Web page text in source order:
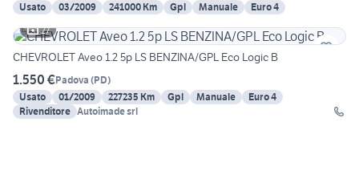
Usato
03/2009 241000 Km Gpl Manuale
Euro 4
27
CHEVROLET Aveo 1.2 5p LS BENZINA/GPL Eco Logic B
1.550 €Padova (PD)
Usato
01/2009 227235 Km Gpl Manuale
Euro 4
Rivenditore Autoimade srl